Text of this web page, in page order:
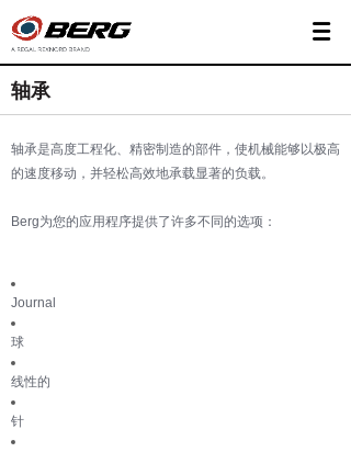
轴承
轴承是高度工程化、精密制造的部件，使机械能够以极高
的速度移动，并轻松高效地承载显著的负载。
Berg为您的应用程序提供了许多不同的选项：
Journal
球
线性的
针